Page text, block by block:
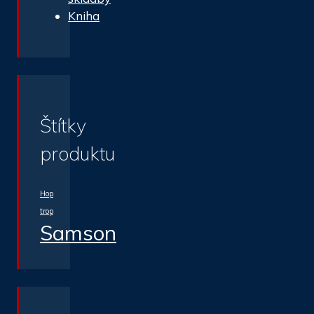
Kniha
Štítky
produktu
Hop
trop
Samson